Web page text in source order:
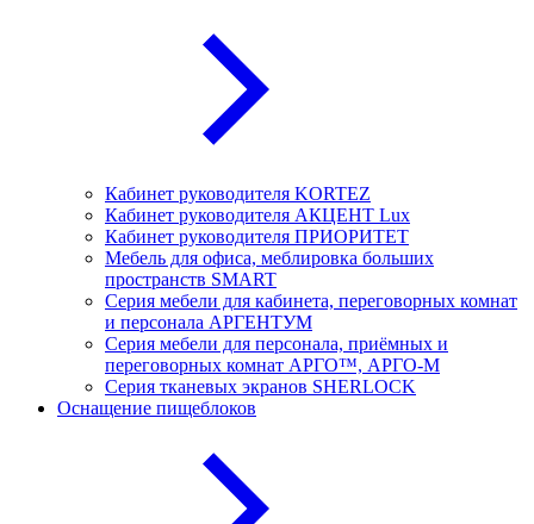
Кабинет руководителя KORTEZ
Кабинет руководителя АКЦЕНТ Lux
Кабинет руководителя ПРИОРИТЕТ
Мебель для офиса, меблировка больших
пространств SMART
Серия мебели для кабинета, переговорных комнат
и персонала АРГЕНТУМ
Серия мебели для персонала, приёмных и
переговорных комнат АРГО™, АРГО-М
Серия тканевых экранов SHERLOCK
Оснащение пищеблоков